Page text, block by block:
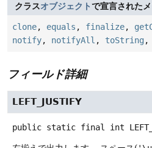
クラスオブジェクトで宣言された
clone, equals , finalize,
notify, notifyAll , toString ,
フィールド詳細
LEFT_JUSTIFY
public static final int